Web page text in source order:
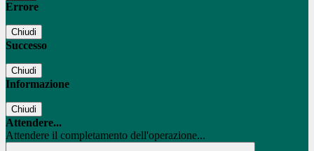
Errore
Chiudi
Successo
Chiudi
Informazione
Chiudi
Attendere...
Attendere il completamento dell'operazione...